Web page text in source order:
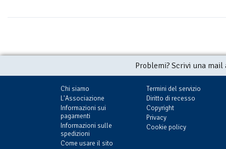
Problemi? Scrivi una
Chi siamo
L'Associazione
Informazioni sui
pagamenti
Informazioni sulle
spedizioni
Come usare il sito
Termini del servizio
Diritto di recesso
Copyright
Privacy
Cookie policy